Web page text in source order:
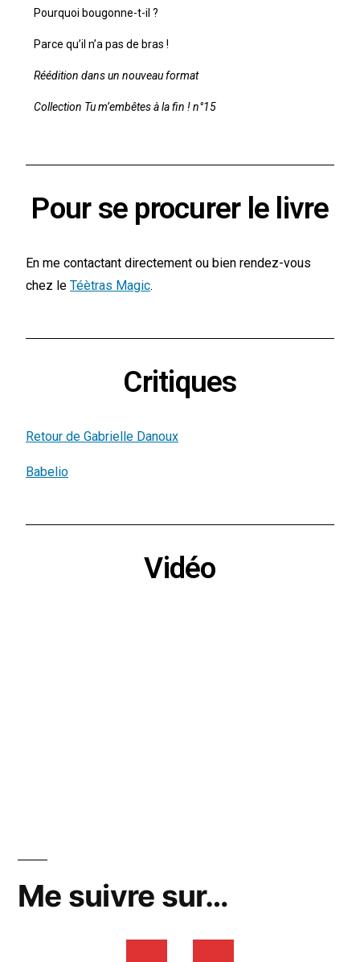
Pourquoi bougonne-t-il ?
Parce qu’il n’a pas de bras !
Réédition dans un nouveau format
Collection Tu m’embêtes à la fin ! n°15
Pour se procurer le livre
En me contactant directement ou bien rendez-vous
chez le Téètras Magic.
Critiques
Retour de Gabrielle Danoux
Babelio
Vidéo
Me suivre sur…